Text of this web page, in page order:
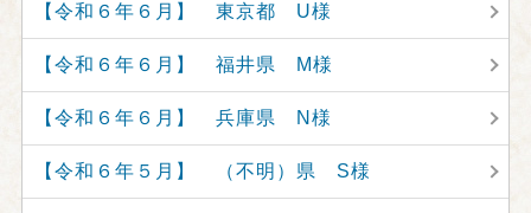
【令和６年６月】 東京都 U様
【令和６年６月】 福井県 M様
【令和６年６月】 兵庫県 N様
【令和６年５月】 （不明）県 S様